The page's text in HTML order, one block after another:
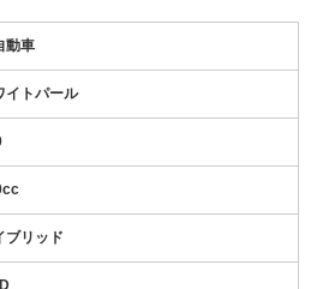
動車
イトパール
ブリッド